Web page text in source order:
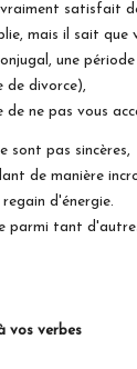
satisfait
mais il sait que
une
de divorce),
ne pas vous
sont pas sincères,
de manière
d'énergie.
parmi tant
vos verbes